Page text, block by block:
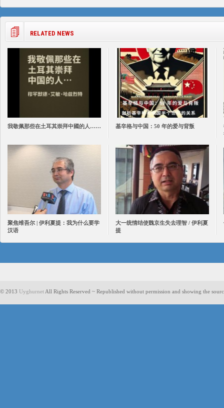
RELATED NEWS
我敬佩那些在土耳其崇拜中國的人…… 基辛格与中国：50 年的爱与背叛
聚焦维吾尔 | 伊利夏提：我为什么要学
汉语
大一统情结使魏京生失去理智 / 伊利夏
提
© 2013 Uyghurnet All Rights Reserved ~ Republished without permission and showing the